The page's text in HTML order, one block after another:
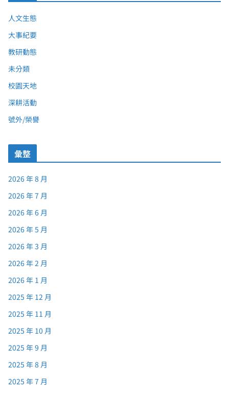
人文生態
大事紀要
教研動態
未分類
校園天地
深耕活動
號外/榮譽
彙整
2026 年 8 月
2026 年 7 月
2026 年 6 月
2026 年 5 月
2026 年 3 月
2026 年 2 月
2026 年 1 月
2025 年 12 月
2025 年 11 月
2025 年 10 月
2025 年 9 月
2025 年 8 月
2025 年 7 月